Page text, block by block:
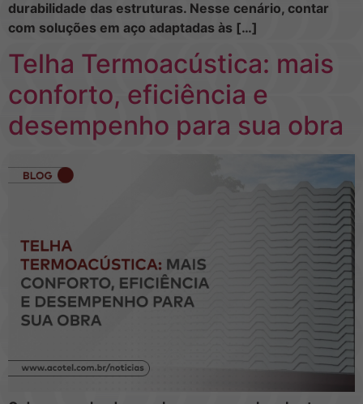
durabilidade das estruturas. Nesse cenário, contar
com soluções em aço adaptadas às […]
Telha Termoacústica: mais
conforto, eficiência e
desempenho para sua obra